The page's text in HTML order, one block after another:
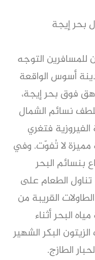
بحر إيجة
للمسافرين التوجه
أسوس الواقعة
فوق بحر إيجة،
نسائم الشمال
الفيروزية فتغري
لا تُفوّت. وفي
بنسائم البحر
تناول الطعام على
القريبة من
البحر أثناء
البكر الشهير
الطازج.